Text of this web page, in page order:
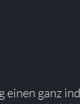
ganz